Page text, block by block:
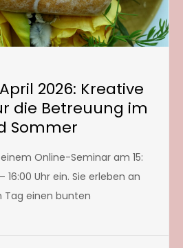
2026: Kreative
die Betreuung im
Sommer
Online-Seminar am 15:
16:00 Uhr ein. Sie erleben an
Tag einen bunten